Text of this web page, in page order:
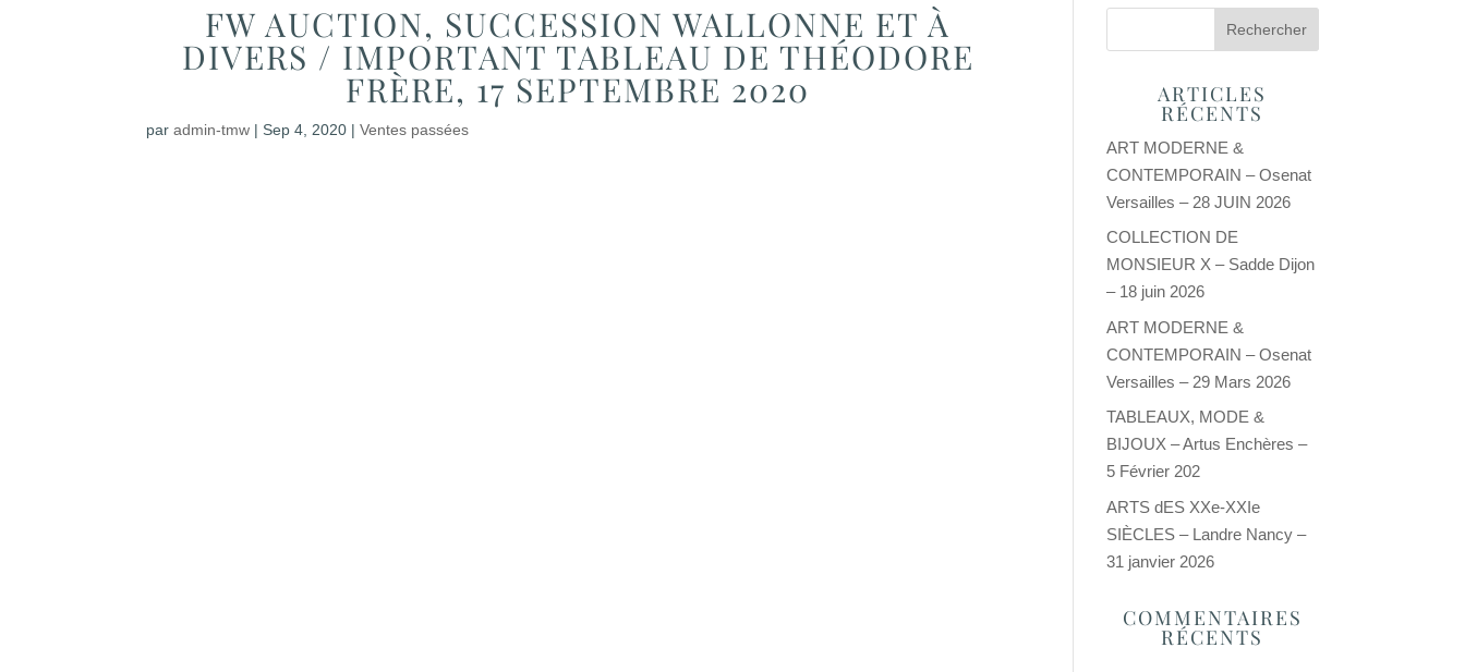
FW AUCTION, SUCCESSION WALLONNE ET À
DIVERS / IMPORTANT TABLEAU DE THÉODORE
FRÈRE, 17 SEPTEMBRE 2020
paradmin-tmw | Sep 4, 2020 |Ventes passées
ARTICLES
RÉCENTS
ART MODERNE &
CONTEMPORAIN – Osenat
Versailles – 28 JUIN 2026
COLLECTION DE
MONSIEUR X – Sadde Dijon
– 18 juin 2026
ART MODERNE &
CONTEMPORAIN – Osenat
Versailles – 29 Mars 2026
TABLEAUX, MODE &
BIJOUX – Artus Enchères –
5 Février 202
ARTS dES XXe-XXIe
SIÈCLES – Landre Nancy –
31 janvier 2026
COMMENTAIRES
RÉCENTS